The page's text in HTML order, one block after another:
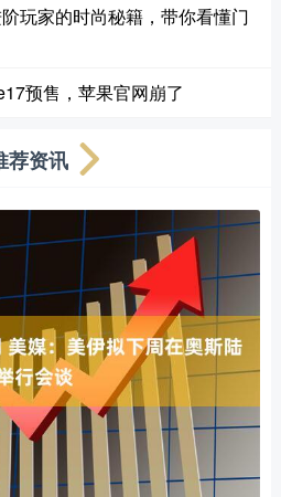
玩家的时尚秘籍，带你看懂门
预售，苹果官网崩了
荐资讯